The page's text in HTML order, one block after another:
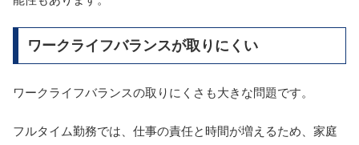
ワークライフバランスが取りにくい
ワークライフバランスの取りにくさも大きな問題です。
フルタイム勤務では、仕事の責任と時間が増えるため、家庭